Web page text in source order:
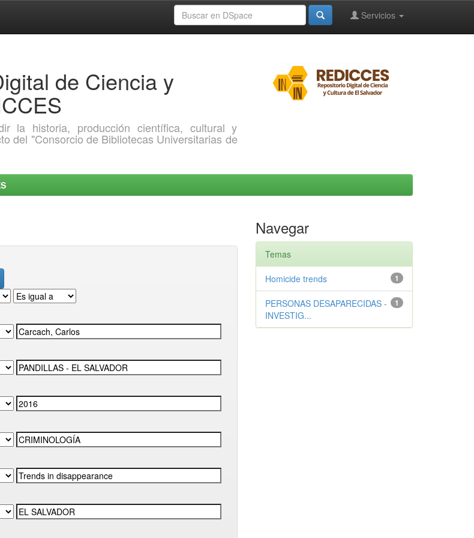
Servicios
de Ciencia y
la historia, producción científica, cultural y
del "Consorcio de Bibliotecas Universitarias de
Navegar
Temas
1
Homicide trends
1
PERSONAS DESAPARECIDAS -
INVESTIG...